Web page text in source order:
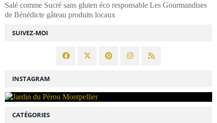
SUIVEZ-MOI
Salé comme Sucré sans gluten éco responsable Les Gourmandises
de Bénédicte gâteau produits locaux
INSTAGRAM
CATÉGORIES